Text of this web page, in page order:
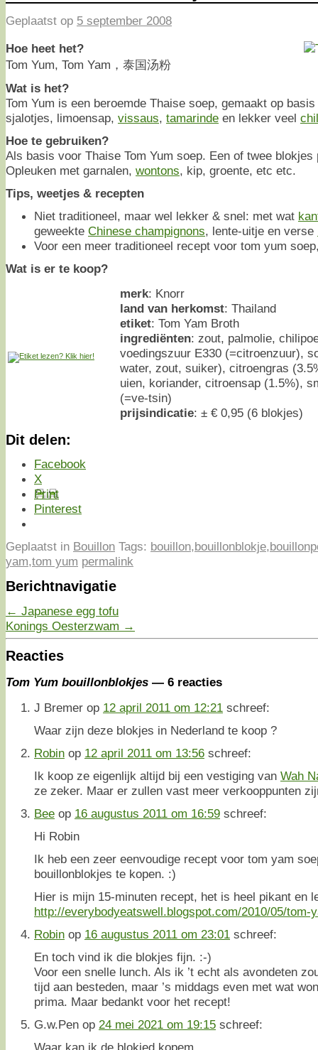
Geplaatst op 5 september 2008
Hoe heet het?
Tom Yum, Tom Yam，泰国汤粉
Wat is het?
Tom Yum is een beroemde Thaise soep, gemaakt op
sjalotjes, limoensap, vissaus, tamarinde en lekker veel
Hoe te gebruiken?
Als basis voor Thaise Tom Yum soep. Een of twee
Opleuken met garnalen, wontons, kip, groente, etc etc.
Tips, weetjes & recepten
Niet traditioneel, maar wel lekker & snel: met wat
geweekte Chinese champignons, lente-uitje en verse
Voor een meer traditioneel recept voor tom yum
Wat is er te koop?
merk: Knorr
land van herkomst: Thailand
etiket: Tom Yam Broth
ingrediënten: zout, palmolie,
voedingszuur E330 (=citroenzuur),
water, zout, suiker), citroengras
uien, koriander, citroensap (1.5%),
(=ve-tsin)
prijsindicatie: ± € 0,95 (6 blokjes)
Dit delen:
Facebook
X
Print
Pinterest
Geplaatst in Bouillon Tags: bouillon,bouillonblokje,
yam,tom yum permalink
Berichtnavigatie
← Japanese egg tofu
Konings Oesterzwam →
Reacties
Tom Yum bouillonblokjes — 6 reacties
J Bremer op 12 april 2011 om 12:21 schreef:
Waar zijn deze blokjes in Nederland te koop ?
Robin op 12 april 2011 om 13:56 schreef:
Ik koop ze eigenlijk altijd bij een vestiging van Wah
ze zeker. Maar er zullen vast meer verkooppunten
Bee op 16 augustus 2011 om 16:59 schreef:
Hi Robin
Ik heb een zeer eenvoudige recept voor tom yam
bouillonblokjes te kopen. :)
Hier is mijn 15-minuten recept, het is heel pikant en
http://everybodyeatswell.blogspot.com/2010/05/tom-
Robin op 16 augustus 2011 om 23:01 schreef:
En toch vind ik die blokjes fijn. :-)
Voor een snelle lunch. Als ik ’t echt als avondeten
tijd aan besteden, maar ’s middags even met wat
prima. Maar bedankt voor het recept!
G.w.Pen op 24 mei 2021 om 19:15 schreef:
Waar kan ik de blokjed kopem